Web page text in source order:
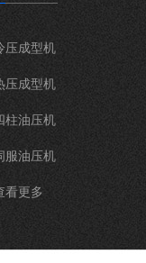
压成型机
压成型机
柱油压机
服油压机
看更多